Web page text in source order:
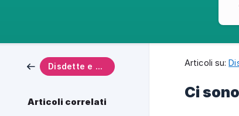
Disdette e cancellazioni
Articoli correlati
Articoli su:
Ci